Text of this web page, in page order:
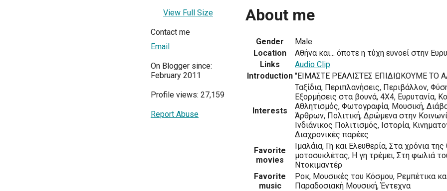
View Full Size
Contact me
Email
On Blogger since:
February 2011
Profile views: 27,159
Report Abuse
About me
Gender
Male
Location
Αθήνα και... όποτε η τύχη ευνοεί στην
Links
Audio Clip
Introduction "ΕΙΜΑΣΤΕ ΡΕΑΛΙΣΤΕΣ ΕΠΙΔΙΩΚΟΥΜΕ ΤΟ
Interests
Ταξίδια, Περιπλανήσεις, Περιβάλλον,
Εξορμήσεις στα βουνά, 4Χ4, Ευρυτανία,
Αθλητισμός, Φωτογραφία, Μουσική,
Άρθρων, Πολιτική, Δρώμενα στην
Ινδιάνικος Πολιτισμός, Ιστορία,
Διαχρονικές παρέες
Favorite
movies
Ιμαλάια, Γη και Ελευθερία, Στα χρόνια
μοτοσυκλέτας, Η γη τρέμει, Στη φωλιά
Ντοκιμαντέρ
Favorite
music
Ροκ, Μουσικές του Κόσμου, Ρεμπέτικα
Παραδοσιακή Μουσική, Έντεχνα